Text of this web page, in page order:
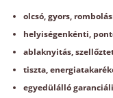
olcsó, gyors,
helyiségenkénti,
ablaknyitás,
tiszta,
egyedülálló